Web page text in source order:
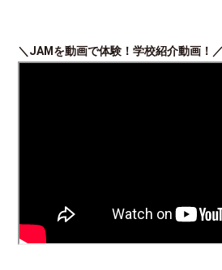
＼JAMを動画で体験！学校紹介動画！／